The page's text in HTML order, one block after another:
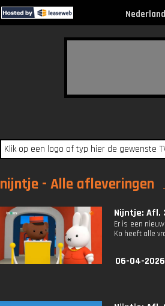
nijntje - Alle afleveringen
Nijntje: Afl.
Er is een
Ko heeft alle
06-04-